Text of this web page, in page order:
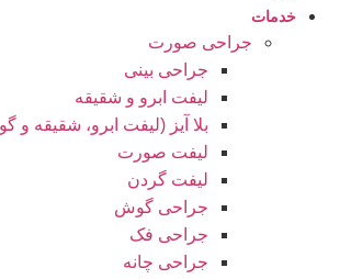
خدمات
جراحی صورت
جراحی بینی
لیفت ابرو و شقیقه
بلا آیز (لیفت ابرو، شقیقه و گونه)
لیفت صورت
لیفت گردن
جراحی گوش
جراحی فک
جراحی چانه